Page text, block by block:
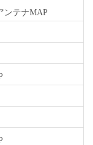
ンテナMAP